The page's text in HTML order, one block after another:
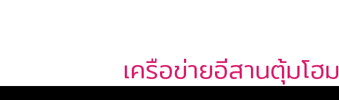
เครือข่ายอีสานตุ้มโฮม